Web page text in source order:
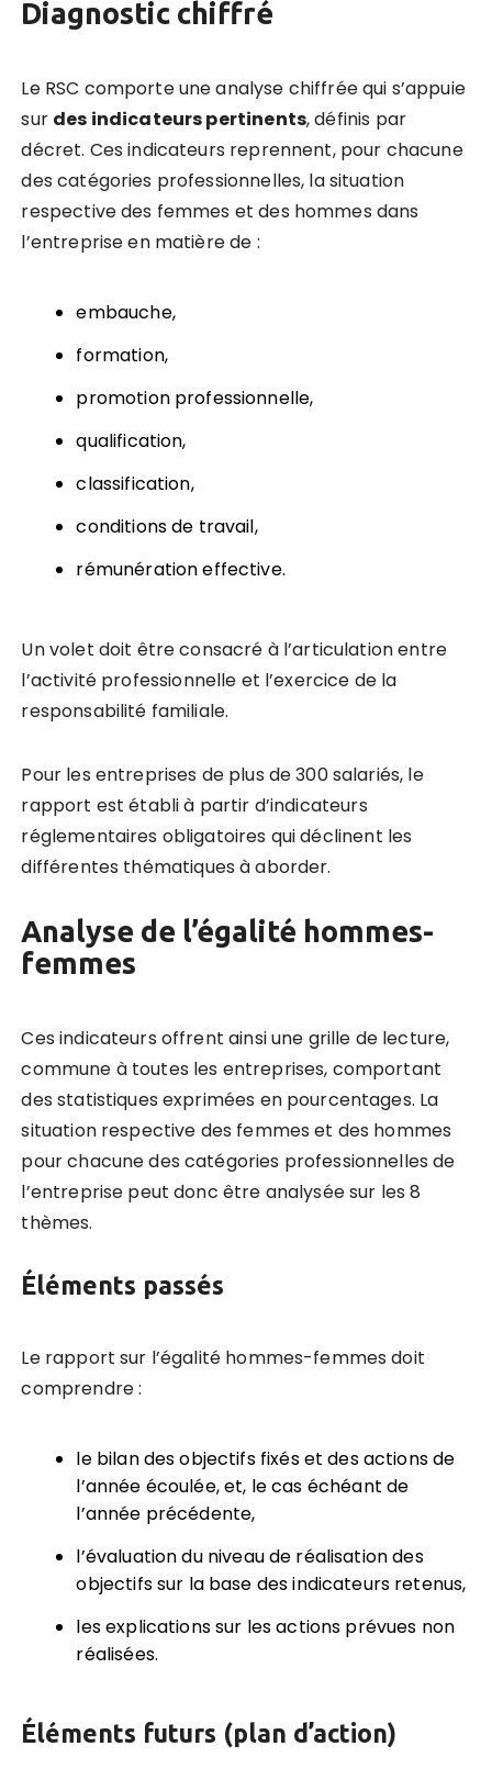
Diagnostic chiffré
Le RSC comporte une analyse chiffrée qui s’appuie
sur des indicateurs pertinents, définis par
décret. Ces indicateurs reprennent, pour chacune
des catégories professionnelles, la situation
respective des femmes et des hommes dans
l’entreprise en matière de :
embauche,
formation,
promotion professionnelle,
qualification,
classification,
conditions de travail,
rémunération effective.
Un volet doit être consacré à l’articulation entre
l’activité professionnelle et l’exercice de la
responsabilité familiale.
Pour les entreprises de plus de 300 salariés, le
rapport estétablià partir d’indicateurs
réglementaires obligatoires qui déclinent les
différentes thématiquesàaborder.
Analyse de l’égalité hommes-
femmes
Ces indicateurs offrent ainsi une grille de lecture,
commune à toutes les entreprises, comportant
des statistiques exprimées en pourcentages. La
situation respective des femmes et des hommes
pour chacune des catégories professionnelles de
l’entreprise peut donc être analysée sur les 8
thèmes.
Éléments passés
Le rapport sur l’égalité hommes-femmes doit
comprendre :
le bilan des objectifs fixés et des actions de
l’année écoulée, et, le cas échéant de
l’année précédente,
l’évaluation du niveau de réalisation des
objectifs sur la base des indicateurs retenus,
les explications sur les actions prévues non
réalisées.
Éléments futurs (plan d’action)